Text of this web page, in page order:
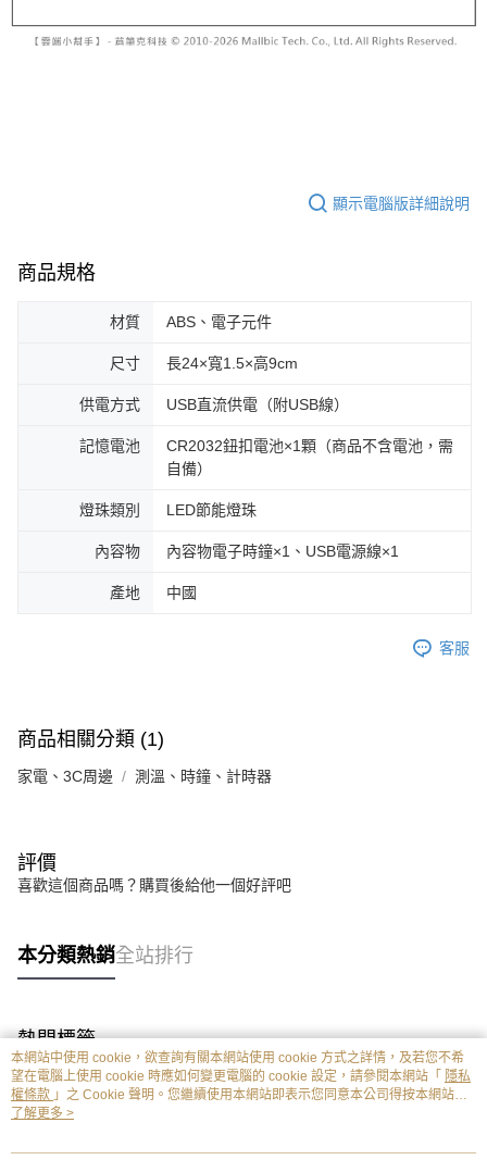
顯示電腦版詳細說明
商品規格
材質 ABS、電子元件
尺寸 長24×寬1.5×高9cm
供電方式 USB直流供電（附USB線）
記憶電池
CR2032鈕扣電池×1顆（商品不含電池，需
自備）
燈珠類別 LED節能燈珠
內容物 內容物電子時鐘×1、USB電源線×1
產地 中國
客服
商品相關分類 (1)
家電、3C周邊 測溫、時鐘、計時器
評價
喜歡這個商品嗎？購買後給他一個好評吧
本分類熱銷全站排行
熱門標籤
本網站中使用 cookie，欲查詢有關本網站使用 cookie 方式之詳情，及若您不希
望在電腦上使用 cookie 時應如何變更電腦的 cookie 設定，請參閱本網站「 隱私
權條款 」之 Cookie 聲明。您繼續使用本網站即表示您同意本公司得按本網站使
用條款之 Cookie 聲明使用 cookie。
了解更多 >